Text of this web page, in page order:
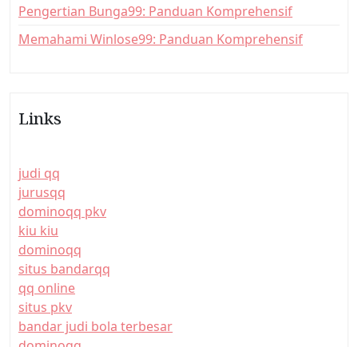
Pengertian Bunga99: Panduan Komprehensif
Memahami Winlose99: Panduan Komprehensif
Links
judi qq
jurusqq
dominoqq pkv
kiu kiu
dominoqq
situs bandarqq
qq online
situs pkv
bandar judi bola terbesar